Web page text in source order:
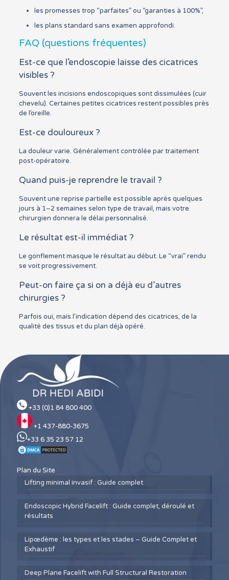
les promesses trop “parfaites” ou “garanties à 100%”,
les plans standard sans examen approfondi.
FAQ (questions fréquentes)
Est-ce que l’endoscopie laisse des cicatrices
visibles ?
Souvent les incisions endoscopiques sont dissimulées (cuir
chevelu). Certaines petites cicatrices restent possibles près
de l’oreille.
Est-ce douloureux ?
La douleur varie. Généralement contrôlée par traitement
post-opératoire.
Quand puis-je reprendre le travail ?
Souvent une reprise partielle est possible après quelques
jours à 1–2 semaines selon type de travail, mais votre
chirurgien donnera le délai personnalisé.
Le résultat est-il immédiat ?
Le gonflement masque le résultat au début. Le “vrai” rendu
se voit progressivement.
Peut-on faire ça si on a déjà eu d’autres
chirurgies ?
Parfois oui, mais l’indication dépend des cicatrices, de la
qualité des tissus et du plan déjà opéré.
+33 (0)1 84 800 400
+1 437-880-3675
+33 6 35 23 57 12
Plan du Site
Lifting minimal invasif : Guide complet
Endoscopic Hybrid Facelift : Guide complet, déroulé et
résultats
Lipœdème : les types et les stades – Guide Complet et
Exhaustif
Deep Plane Facelift with Full Structural Restoration